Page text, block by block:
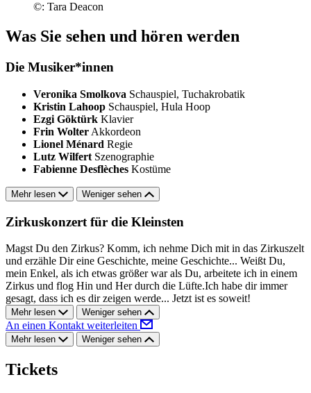
©: Tara Deacon
Was Sie sehen und hören werden
Die Musiker*innen
Veronika Smolkova Schauspiel, Tuchakrobatik
Kristin Lahoop Schauspiel, Hula Hoop
Ezgi Göktürk Klavier
Frin Wolter Akkordeon
Lionel Ménard Regie
Lutz Wilfert Szenographie
Fabienne Desflèches Kostüme
Mehr lesen Weniger sehen
Zirkuskonzert für die Kleinsten
Magst Du den Zirkus? Komm, ich nehme Dich mit in das Zirkuszelt
und erzähle Dir eine Geschichte, meine Geschichte... Weißt Du,
mein Enkel, als ich etwas größer war als Du, arbeitete ich in einem
Zirkus und flog Hin und Her durch die Lüfte.Ich habe dir immer
gesagt, dass ich es dir zeigen werde... Jetzt ist es soweit!
Mehr lesen Weniger sehen
An einen Kontakt weiterleiten
Mehr lesen Weniger sehen
Tickets